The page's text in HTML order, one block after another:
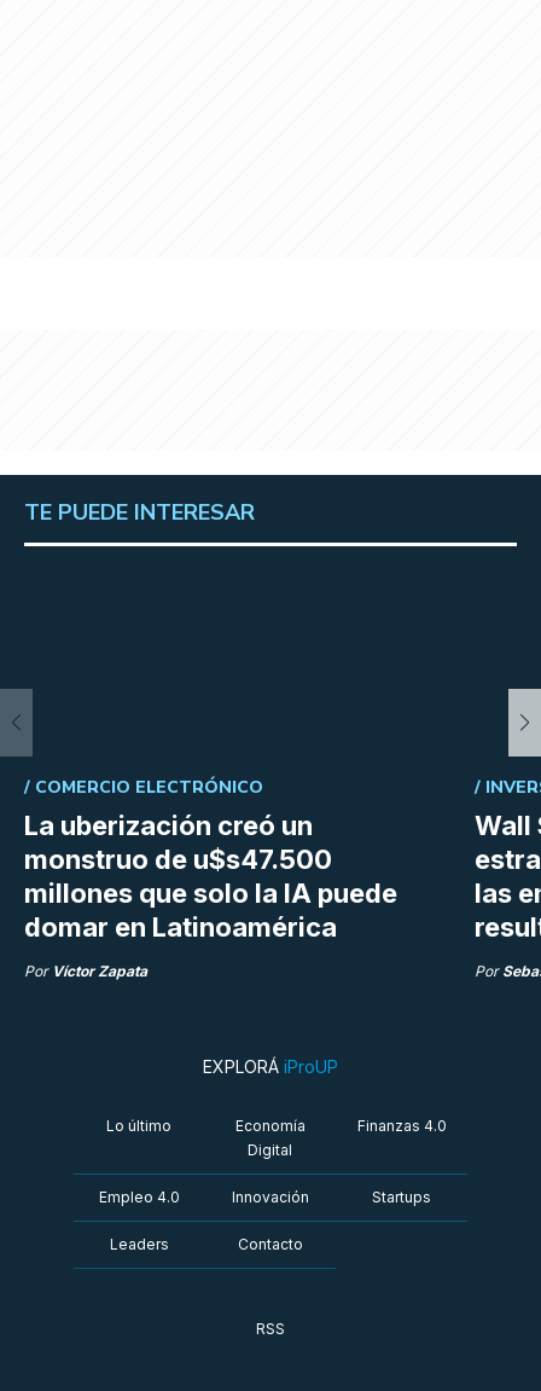
TE PUEDE INTERESAR
La uberización creó un
monstruo de u$s47.500
millones que solo la IA puede
domar en Latinoamérica
/ COMERCIO ELECTRÓNICO
Por Víctor Zapata
Wall
las
/
Por
EXPLORÁ iProUP
Lo último
Economía
Digital
Finanzas 4.0
Empleo 4.0 Innovación Startups
Leaders Contacto
RSS